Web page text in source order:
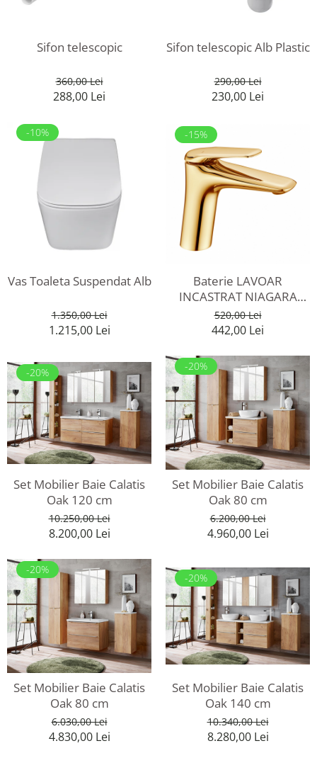
Sifon telescopic
360,00 Lei
288,00 Lei
Sifon telescopic Alb Plastic
290,00 Lei
230,00 Lei
-10%
Vas Toaleta Suspendat Alb
1.350,00 Lei
1.215,00 Lei
-15%
Baterie LAVOAR
INCASTRAT NIAGARA
GOLD
520,00 Lei
442,00 Lei
-20%
Set Mobilier Baie Calatis
Oak 120 cm
10.250,00 Lei
8.200,00 Lei
-20%
Set Mobilier Baie Calatis
Oak 80 cm
6.200,00 Lei
4.960,00 Lei
-20%
Set Mobilier Baie Calatis
Oak 80 cm
6.030,00 Lei
4.830,00 Lei
-20%
Set Mobilier Baie Calatis
Oak 140 cm
10.340,00 Lei
8.280,00 Lei